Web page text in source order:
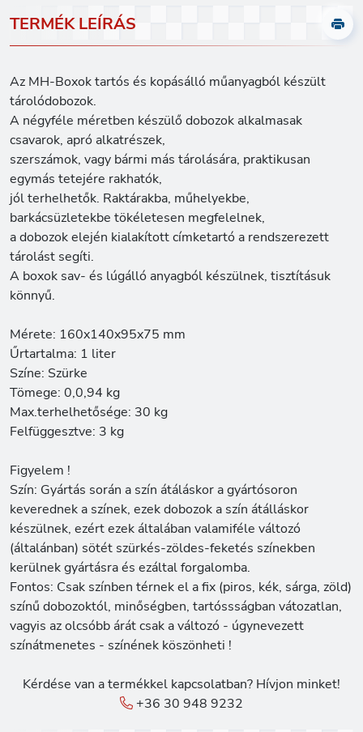
TERMÉK LEÍRÁS
Az MH-Boxok tartós és kopásálló műanyagból készült
tárolódobozok.
A négyféle méretben készülő dobozok alkalmasak
csavarok, apró alkatrészek,
szerszámok, vagy bármi más tárolására, praktikusan
egymás tetejére rakhatók,
jól terhelhetők. Raktárakba, műhelyekbe,
barkácsüzletekbe tökéletesen megfelelnek,
a dobozok elején kialakított címketartó a rendszerezett
tárolást segíti.
A boxok sav- és lúgálló anyagból készülnek, tisztításuk
könnyű.
Mérete: 160x140x95x75 mm
Űrtartalma: 1 liter
Színe: Szürke
Tömege: 0,0,94 kg
Max.terhelhetősége: 30 kg
Felfüggesztve: 3 kg
Figyelem !
Szín: Gyártás során a szín átáláskor a gyártósoron
keverednek a színek, ezek dobozok a szín átálláskor
készülnek, ezért ezek általában valamiféle változó
(általánban) sötét szürkés-zöldes-feketés színekben
kerülnek gyártásra és ezáltal forgalomba.
Fontos: Csak színben térnek el a fix (piros, kék, sárga, zöld)
színű dobozoktól, minőségben, tartóssságban vátozatlan,
vagyis az olcsóbb árát csak a változó - úgynevezett
színátmenetes - színének köszönheti !
Kérdése van a termékkel kapcsolatban? Hívjon minket!
+36 30 948 9232